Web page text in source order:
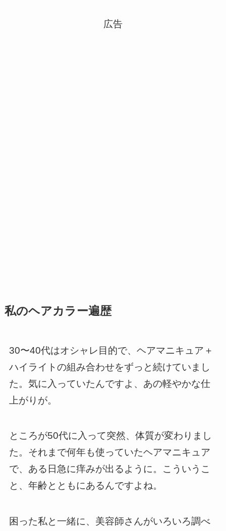
広告
私のヘアカラー遍歴
30〜40代はオシャレ目的で、ヘアマニキュア＋
ハイライトの組み合わせをずっと続けていまし
た。気に入っていたんですよ、あの軽やかな仕
上がりが。
ところが50代に入って突然、体質が変わりまし
た。それまで何年も使っていたヘアマニキュア
で、ある日急に痒みが出るように。こういうこ
と、年齢とともにあるんですよね。
困った私と一緒に、美容師さんがいろいろ調べ